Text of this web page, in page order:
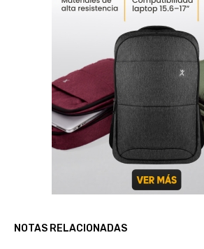
NOTAS RELACIONADAS